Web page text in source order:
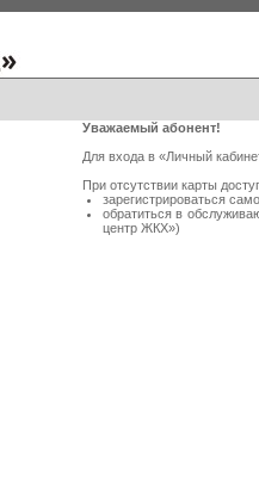
Уважаемый абонент!
Для входа в «Личный
При отсутствии карты
зарегистрироваться
обратиться в
центр ЖКХ»)